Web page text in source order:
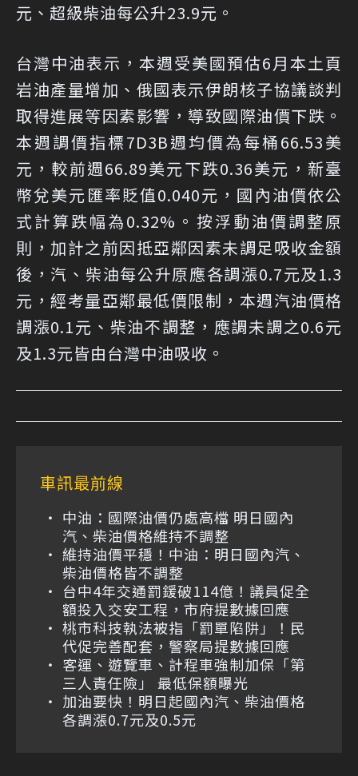
元、超級柴油每公升23.9元。
台灣中油表示，本週受美國預估6月本土頁
岩油產量增加、俄國表示伊朗核子協議談判
取得進展等因素影響，導致國際油價下跌。
本週調價指標7D3B週均價為每桶66.53美
元，較前週66.89美元下跌0.36美元，新臺
幣兌美元匯率貶值0.040元，國內油價依公
式計算跌幅為0.32%。按浮動油價調整原
則，加計之前因抵亞鄰因素未調足吸收金額
後，汽、柴油每公升原應各調漲0.7元及1.3
元，經考量亞鄰最低價限制，本週汽油價格
調漲0.1元、柴油不調整，應調未調之0.6元
及1.3元皆由台灣中油吸收。
車訊最前線
中油：國際油價仍處高檔 明日國內
汽、柴油價格維持不調整
維持油價平穩！中油：明日國內汽、
柴油價格皆不調整
台中4年交通罰鍰破114億！議員促全
額投入交安工程，市府提數據回應
桃市科技執法被指「罰單陷阱」！民
代促完善配套，警察局提數據回應
客運、遊覽車、計程車強制加保「第
三人責任險」 最低保額曝光
加油要快！明日起國內汽、柴油價格
各調漲0.7元及0.5元